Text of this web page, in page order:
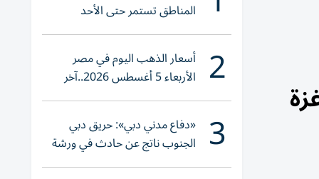
المناطق تستمر حتى الأحد
2 أسعار الذهب اليوم في مصر
الأربعاء 5 أغسطس 2026..آخر
تحديث لعيار 21
3 «دفاع مدني دبي»: حريق دبي
الجنوب ناتج عن حادث في ورشة
ولا إصابات